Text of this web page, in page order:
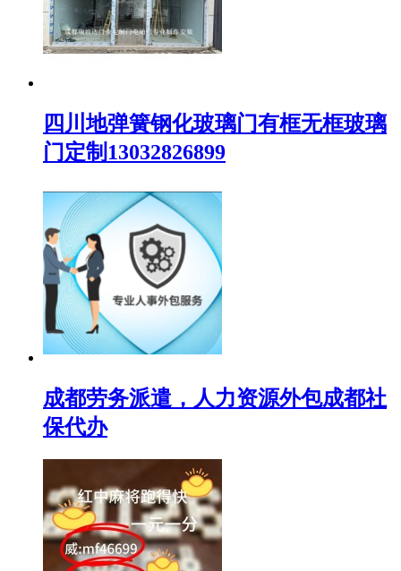
四川地弹簧钢化玻璃门有框无框玻璃
门定制13032826899
成都劳务派遣，人力资源外包成都社
保代办